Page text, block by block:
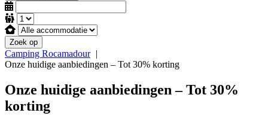
Zoek op
Camping Rocamadour
Onze huidige aanbiedingen – Tot 30% korting
Onze huidige aanbiedingen – Tot 30%
korting